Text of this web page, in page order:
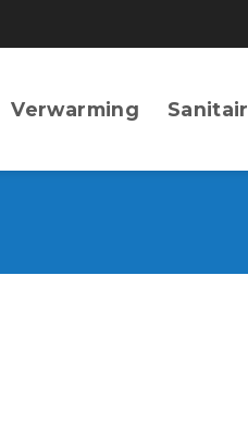
Verwarming Sanitair